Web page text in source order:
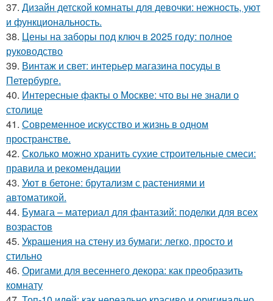
37. Дизайн детской комнаты для девочки: нежность, уют
и функциональность.
38. Цены на заборы под ключ в 2025 году: полное
руководство
39. Винтаж и свет: интерьер магазина посуды в
Петербурге.
40. Интересные факты о Москве: что вы не знали о
столице
41. Современное искусство и жизнь в одном
пространстве.
42. Сколько можно хранить сухие строительные смеси:
правила и рекомендации
43. Уют в бетоне: брутализм с растениями и
автоматикой.
44. Бумага – материал для фантазий: поделки для всех
возрастов
45. Украшения на стену из бумаги: легко, просто и
стильно
46. Оригами для весеннего декора: как преобразить
комнату